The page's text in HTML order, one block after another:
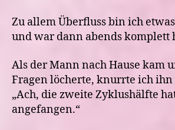
Zu allem Überfluss bin ich
und war dann abends komplett
Als der Mann nach Hause kam
Fragen löcherte, knurrte ich ihn
„Ach, die zweite Zyklushälfte
angefangen.“